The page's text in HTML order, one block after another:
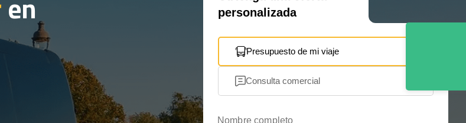
personalizada
Presupuesto de mi viaje
Consulta comercial